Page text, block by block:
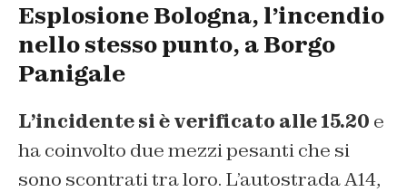
Esplosione Bologna, l’incendio
nello stesso punto, a Borgo
Panigale
L’incidente si è verificato alle 15.20 e
ha coinvolto due mezzi pesanti che si
sono scontrati tra loro. L’autostrada A14,